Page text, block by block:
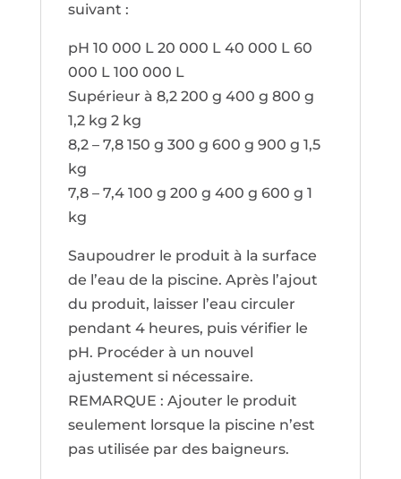
suivant :
pH 10 000 L 20 000 L 40 000 L 60
000 L 100 000 L
Supérieur à 8,2 200 g 400 g 800 g
1,2 kg 2 kg
8,2 – 7,8 150 g 300 g 600 g 900 g 1,5
kg
7,8 – 7,4 100 g 200 g 400 g 600 g 1
kg
Saupoudrer le produit à la surface
de l’eau de la piscine. Après l’ajout
du produit, laisser l’eau circuler
pendant 4 heures, puis vérifier le
pH. Procéder à un nouvel
ajustement si nécessaire.
REMARQUE : Ajouter le produit
seulement lorsque la piscine n’est
pas utilisée par des baigneurs.